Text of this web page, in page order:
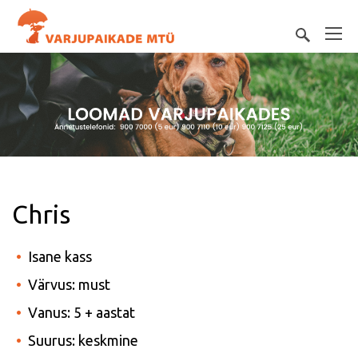
Chris
Isane kass
Värvus: must
Vanus: 5 + aastat
Suurus: keskmine